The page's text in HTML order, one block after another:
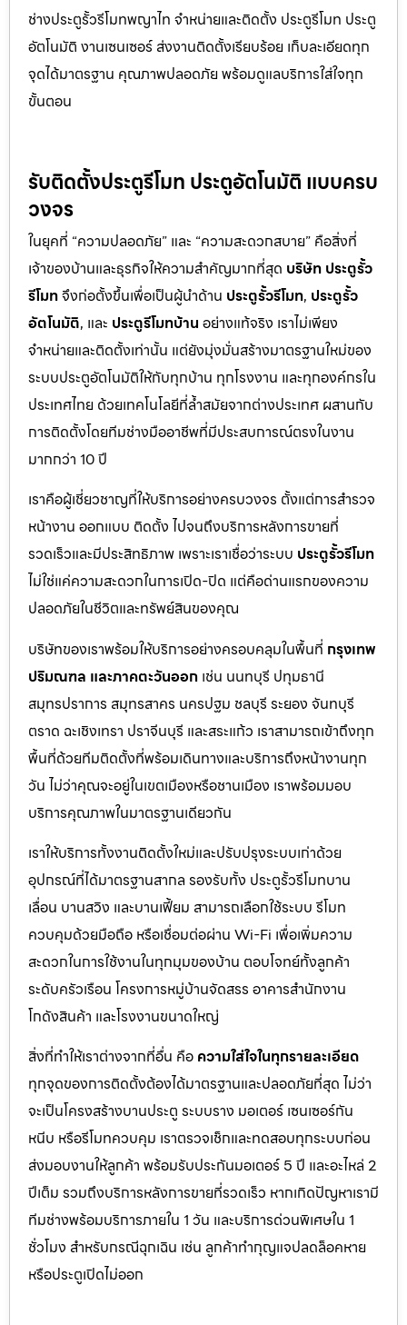
ช่างประตูรั้วรีโมทพญาไท จำหน่ายและติดตั้ง ประตูรีโมท ประตู
อัตโนมัติ งานเซนเซอร์ ส่งงานติดตั้งเรียบร้อย เก็บละเอียดทุก
จุดได้มาตรฐาน คุณภาพปลอดภัย พร้อมดูแลบริการใส่ใจทุก
ขั้นตอน
รับติดตั้งประตูรีโมท ประตูอัตโนมัติ แบบครบ
วงจร
ในยุคที่ “ความปลอดภัย” และ “ความสะดวกสบาย” คือสิ่งที่
เจ้าของบ้านและธุรกิจให้ความสำคัญมากที่สุด บริษัท ประตูรั้ว
รีโมทจึงก่อตั้งขึ้นเพื่อเป็นผู้นำด้าน ประตูรั้วรีโมท, ประตูรั้ว
อัตโนมัติ, และ ประตูรีโมทบ้าน อย่างแท้จริง เราไม่เพียง
จำหน่ายและติดตั้งเท่านั้น แต่ยังมุ่งมั่นสร้างมาตรฐานใหม่ของ
ระบบประตูอัตโนมัติให้กับทุกบ้าน ทุกโรงงาน และทุกองค์กรใน
ประเทศไทย ด้วยเทคโนโลยีที่ล้ำสมัยจากต่างประเทศ ผสานกับ
การติดตั้งโดยทีมช่างมืออาชีพที่มีประสบการณ์ตรงในงาน
มากกว่า 10 ปี
เราคือผู้เชี่ยวชาญที่ให้บริการอย่างครบวงจร ตั้งแต่การสำรวจ
หน้างาน ออกแบบ ติดตั้ง ไปจนถึงบริการหลังการขายที่
รวดเร็วและมีประสิทธิภาพ เพราะเราเชื่อว่าระบบ ประตูรั้วรีโมท
ไม่ใช่แค่ความสะดวกในการเปิด-ปิด แต่คือด่านแรกของความ
ปลอดภัยในชีวิตและทรัพย์สินของคุณ
บริษัทของเราพร้อมให้บริการอย่างครอบคลุมในพื้นที่ กรุงเทพ
ปริมณฑล และภาคตะวันออก เช่น นนทบุรี ปทุมธานี
สมุทรปราการ สมุทรสาคร นครปฐม ชลบุรี ระยอง จันทบุรี
ตราด ฉะเชิงเทรา ปราจีนบุรี และสระแก้ว เราสามารถเข้าถึงทุก
พื้นที่ด้วยทีมติดตั้งที่พร้อมเดินทางและบริการถึงหน้างานทุก
วัน ไม่ว่าคุณจะอยู่ในเขตเมืองหรือชานเมือง เราพร้อมมอบ
บริการคุณภาพในมาตรฐานเดียวกัน
เราให้บริการทั้งงานติดตั้งใหม่และปรับปรุงระบบเก่าด้วย
อุปกรณ์ที่ได้มาตรฐานสากล รองรับทั้ง ประตูรั้วรีโมทบาน
เลื่อน บานสวิง และบานเฟี้ยม สามารถเลือกใช้ระบบ รีโมท
ควบคุมด้วยมือถือ หรือเชื่อมต่อผ่าน Wi-Fi เพื่อเพิ่มความ
สะดวกในการใช้งานในทุกมุมของบ้าน ตอบโจทย์ทั้งลูกค้า
ระดับครัวเรือน โครงการหมู่บ้านจัดสรร อาคารสำนักงาน
โกดังสินค้า และโรงงานขนาดใหญ่
สิ่งที่ทำให้เราต่างจากที่อื่น คือ ความใส่ใจในทุกรายละเอียด
ทุกจุดของการติดตั้งต้องได้มาตรฐานและปลอดภัยที่สุด ไม่ว่า
จะเป็นโครงสร้างบานประตู ระบบราง มอเตอร์ เซนเซอร์กัน
หนีบ หรือรีโมทควบคุม เราตรวจเช็กและทดสอบทุกระบบก่อน
ส่งมอบงานให้ลูกค้า พร้อมรับประกันมอเตอร์ 5 ปี และอะไหล่ 2
ปีเต็ม รวมถึงบริการหลังการขายที่รวดเร็ว หากเกิดปัญหาเรามี
ทีมช่างพร้อมบริการภายใน 1 วัน และบริการด่วนพิเศษใน 1
ชั่วโมง สำหรับกรณีฉุกเฉิน เช่น ลูกค้าทำกุญแจปลดล็อคหาย
หรือประตูเปิดไม่ออก